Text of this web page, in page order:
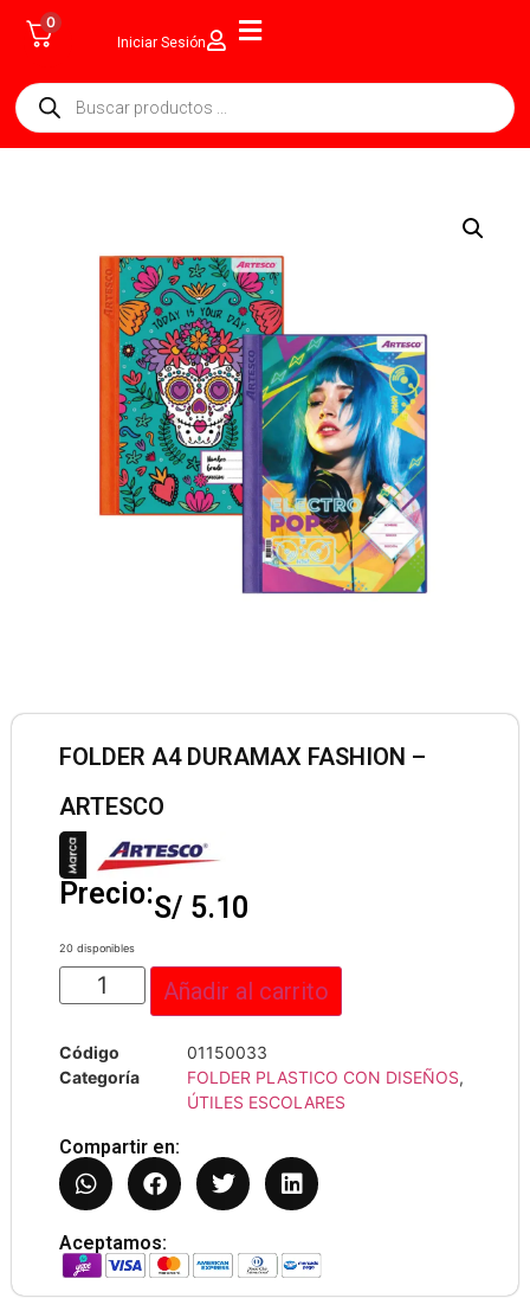
0
Iniciar Sesión
FOLDER A4 DURAMAX FASHION –
ARTESCO
Precio:S/ 5.10
20 disponibles
Añadir al carrito
Código
01150033
Categoría
FOLDER PLASTICO CON DISEÑOS,
ÚTILES ESCOLARES
Compartir en:
Aceptamos: